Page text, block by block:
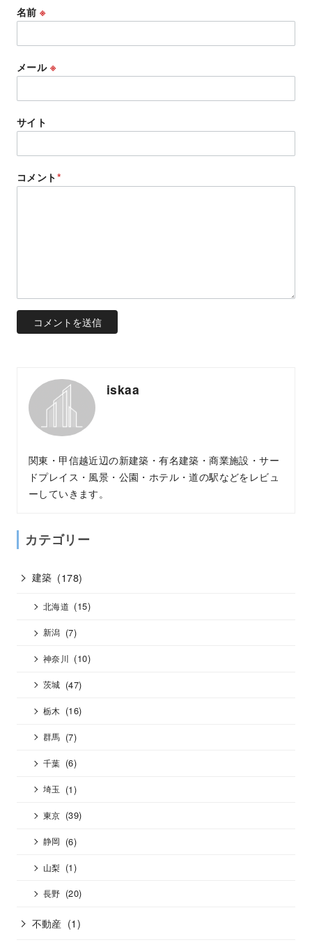
名前※
メール ※
サイト
コメント*
iskaa
関東・甲信越近辺の新建築・有名建築・商業施設・サー
ドプレイス・風景・公園・ホテル・道の駅などをレビュ
ーしていきます。
カテゴリー
建築 (178)
北海道 (15)
新潟 (7)
神奈川 (10)
茨城 (47)
栃木 (16)
群馬 (7)
千葉 (6)
埼玉 (1)
東京 (39)
静岡 (6)
山梨 (1)
長野 (20)
不動産 (1)